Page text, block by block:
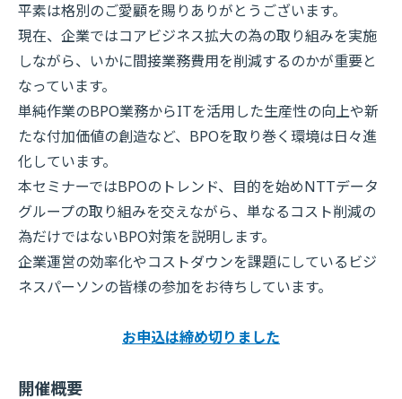
平素は格別のご愛顧を賜りありがとうございます。
現在、企業ではコアビジネス拡大の為の取り組みを実施
しながら、いかに間接業務費用を削減するのかが重要と
なっています。
単純作業のBPO業務からITを活用した生産性の向上や新
たな付加価値の創造など、BPOを取り巻く環境は日々進
化しています。
本セミナーではBPOのトレンド、目的を始めNTTデータ
グループの取り組みを交えながら、単なるコスト削減の
為だけではないBPO対策を説明します。
企業運営の効率化やコストダウンを課題にしているビジ
ネスパーソンの皆様の参加をお待ちしています。
お申込は締め切りました
開催概要